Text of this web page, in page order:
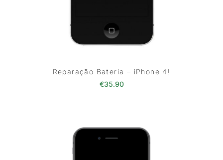
Reparação Bateria – iPhone 4!
€35.90